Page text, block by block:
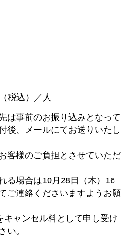
税込）／人
は事前のお振り込みとなって
後、メールにてお送りいたし
客様のご負担とさせていただ
る場合は10月28日（木）16
ご連絡くださいますようお願
キャンセル料として申し受け
い。